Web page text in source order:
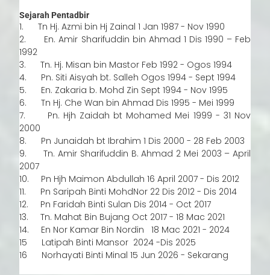
Sejarah Pentadbir
1.
Tn Hj. Azmi bin Hj Zainal 1 Jan 1987 - Nov 1990
2.
En. Amir Sharifuddin bin Ahmad 1 Dis 1990 – Feb
1992
3.
Tn. Hj. Misan bin Mastor Feb 1992 - Ogos 1994
4.
Pn. Siti Aisyah bt. Salleh Ogos 1994 - Sept 1994
5.
En. Zakaria b. Mohd Zin Sept 1994 - Nov 1995
6.
Tn Hj. Che Wan bin Ahmad Dis 1995 - Mei 1999
7.
Pn. Hjh Zaidah bt Mohamed Mei 1999 - 31 Nov
2000
8.
Pn Junaidah bt Ibrahim 1 Dis 2000 - 28 Feb 2003
9.
Tn. Amir Sharifuddin B. Ahmad 2 Mei 2003 – April
2007
10.
Pn Hjh Maimon Abdullah 16 April 2007 - Dis 2012
11.
Pn Saripah Binti MohdNor 22 Dis 2012 - Dis 2014
12.
Pn Faridah Binti Sulan Dis 2014 - Oct 2017
13.
Tn. Mahat Bin Bujang Oct 2017 - 18 Mac 2021
14. En Nor Kamar Bin Nordin 18 Mac 2021 - 2024
15 Latipah Binti Mansor 2024 -Dis 2025
16 Norhayati Binti Minal 15 Jun 2026 - Sekarang